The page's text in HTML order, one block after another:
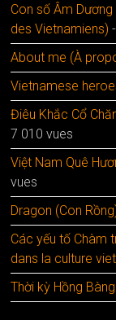
Con số Âm
des Vietnamiens)
About me (À
Vietnamese
Điêu Khắc Cổ
7 010 vues
Việt Nam Quê
vues
Dragon (Con
Các yếu tố Chàm
dans la culture
Thời kỳ Hồng